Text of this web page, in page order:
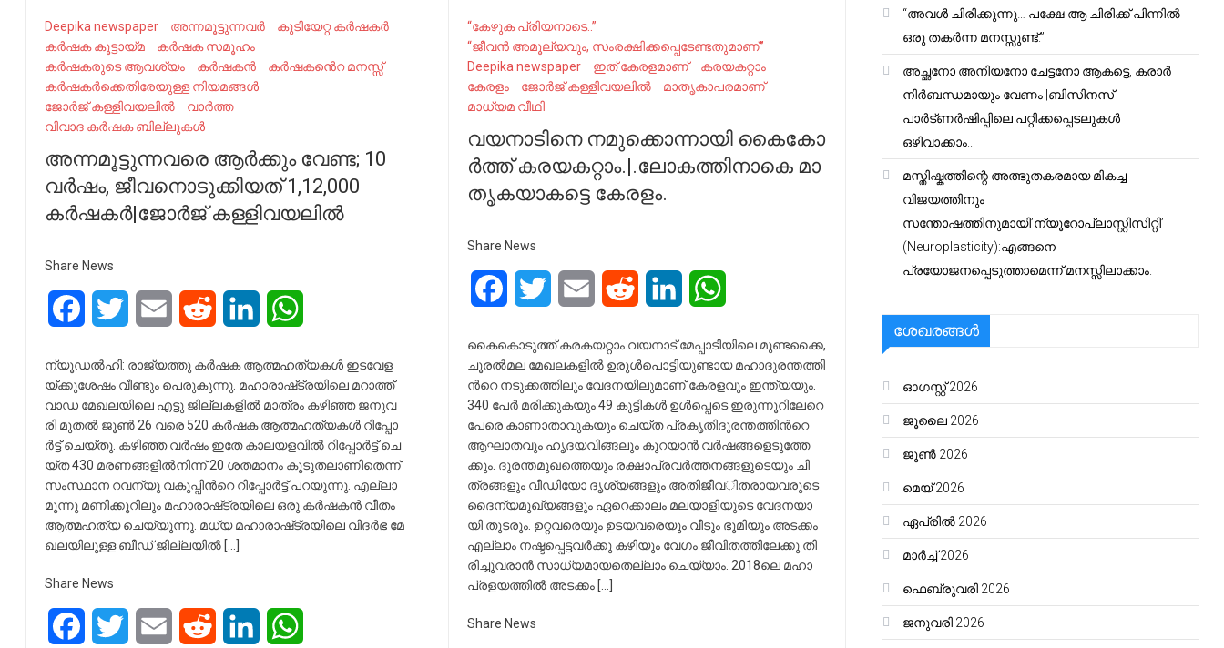
Deepika newspaper അ​ന്നമൂട്ടുന്നവർ
കുടിയേറ്റ കർഷകർ
കർഷക കൂട്ടായ്മ
കർഷക സമൂഹം
കർഷകരുടെ ആവശ്യം
കർഷകൻ
കർഷകൻെറ മനസ്സ്
കർഷകർക്കെതിരേയുള്ള നിയമങ്ങള്‍
ജോ​​​ർ​​​ജ് ക​​​ള്ളി​​​വ​​​യ​​​ലി​​​ൽ
വാർത്ത
വിവാദ കർഷക ബില്ലുകൾ
അ​ന്നമൂട്ടുന്നവരെ ആ​ർ​ക്കും വേ​ണ്ട; 10
വർഷം, ജീവനൊടുക്കിയത് 1,12,000
കർഷകർ|ജോ​​​ർ​​​ജ് ക​​​ള്ളി​​​വ​​​യ​​​ലി​​​ൽ
Share News
FacebookTwitter Email Reddit LinkedIn
ന്യൂ​​​ഡ​​​ൽ​​​ഹി: രാ​​​ജ്യ​​​ത്തു ക​​​ർ​​​ഷ​​​ക ആ​​​ത്മ​​​ഹ​​​ത്യ​​​ക​​​ൾ ഇ​​​ട​​​വേ​​​ള​​​
യ്ക്കു​​​ശേ​​​ഷം വീ​​​ണ്ടും പെ​​​രു​​​കു​​​ന്നു. മ​​​ഹാ​​​രാ​​​ഷ്‌​​​ട്ര​​​യി​​​ലെ മ​​​റാ​​​ത്ത്‌​​​
വാ​​​ഡ മേ​​​ഖ​​​ല​​​യി​​​ലെ എ​​​ട്ടു ജി​​​ല്ല​​​ക​​​ളി​​​ൽ മാ​​​ത്രം ക​​​ഴി​​​ഞ്ഞ ജ​​​നു​​​വ​​​
രി മു​​​ത​​​ൽ ജൂ​​​ണ്‍ 26 വ​​​രെ 520 ക​​​ർ​​​ഷ​​​ക ആ​​​ത്മ​​​ഹ​​​ത്യ​​​ക​​​ൾ റി​​​പ്പോ​​​
ർ​​​ട്ട് ചെ​​​യ്തു. ക​​​ഴി​​​ഞ്ഞ വ​​​ർ​​​ഷം ഇ​​​തേ കാ​​​ല​​​യ​​​ള​​​വി​​​ൽ റി​​​പ്പോ​​​ർ​​​ട്ട് ചെ​​​
യ്ത 430 മ​​​ര​​​ണ​​​ങ്ങ​​​ളി​​​ൽ​​​നി​​​ന്ന് 20 ശ​​​ത​​​മാ​​​നം കൂ​​​ടു​​​ത​​​ലാ​​​ണി​​​തെ​​​ന്ന്
സം​​​സ്ഥാ​​​ന റ​​​വ​​​ന്യു വ​​​കു​​​പ്പി​​​ന്‍റെ റി​​​പ്പോ​​​ർ​​​ട്ട് പ​​​റ​​​യു​​​ന്നു. എ​​​ല്ലാ
മൂ​​​ന്നു മ​​​ണി​​​ക്കൂ​​​റി​​​ലും മ​​​ഹാ​​​രാ​​​ഷ്‌​​​ട്ര​​​യി​​​ലെ ഒ​​​രു ക​​​ർ​​​ഷ​​​ക​​​ൻ വീ​​​തം
ആ​​​ത്മ​​​ഹ​​​ത്യ ചെ​​​യ്യു​​​ന്നു. മ​​​ധ്യ മ​​​ഹാ​​​രാ​​​ഷ്‌​​​ട്ര​​​യി​​​ലെ വി​​​ദ​​​ർ​​​ഭ മേ​​​
ഖ​​​ല​​​യി​​​ലു​​​ള്ള ബീ​​​ഡ് ജി​​​ല്ല​​​യി​​​ൽ […]
Share News
FacebookTwitter Email Reddit LinkedIn
“കേഴുക പ്രിയനാടെ..”
“ജീവന്‍ അമൂല്യവും, സംരക്ഷിക്കപ്പെടേണ്ടതുമാണ്”
Deepika newspaper
ഇത് കേരളമാണ്
ക​​​ര​​​യ​​​ക​​​റ്റാം
കേരളം
ജോ​​​ർ​​​ജ് ക​​​ള്ളി​​​വ​​​യ​​​ലി​​​ൽ
മാതൃകാപരമാണ്
മാധ്യമ വീഥി
വ​​​യ​​​നാ​​​ടി​​​നെ ന​​​മു​​​ക്കൊ​​​ന്നാ​​​യി കൈ​​​കോ​​​
ർ​​​ത്ത് ക​​​ര​​​യ​​​ക​​​റ്റാം.|.ലോ​​​ക​​​ത്തി​​​നാ​​​കെ മാ​​​
തൃ​​​ക​​​യാ​​​ക​​​ട്ടെ കേ​​​ര​​​ളം.
Share News
FacebookTwitter Email Reddit LinkedIn
കൈകൊടുത്ത് കരകയറ്റാം വ​​​യ​​​നാ​​​ട് മേ​​​പ്പാ​​​ടി​​​യി​​​ലെ മു​​​ണ്ട​​​ക്കൈ,
ചൂ​​​ര​​​ൽ​​​മ​​​ല മേ​​​ഖ​​​ലക​​​ളി​​​ൽ ഉ​​​രു​​​ൾ​​​പൊ​​​ട്ടി​​​യു​​​ണ്ടാ​​​യ മ​​​ഹാ​​​ദു​​​ര​​​ന്ത​​​ത്തി​​​
ന്‍റെ ന​​​ടു​​​ക്ക​​​ത്തി​​​ലും വേ​​​ദ​​​ന​​​യി​​​ലു​​​മാ​​​ണ് കേ​​​ര​​​ള​​​വും ഇ​​​ന്ത്യ​​​യും.
340 പേ​​​ർ മ​​​രി​​​ക്കു​​​ക​​​യും 49 കു​​​ട്ടി​​​ക​​​ൾ ഉ​​​ൾ​​​പ്പെ​​​ടെ ഇ​​​രു​​​ന്നൂറി​​​ലേ​​​റെ
പേ​​​രെ കാ​​​ണാ​​​താ​​​വു​​​ക​​​യും ചെ​​​യ്ത പ്ര​​​കൃ​​​തി​​​ദു​​​ര​​​ന്ത​​​ത്തി​​​ന്‍റെ
ആ​​​ഘാ​​​ത​​​വും ഹൃ​​​ദ​​​യ​​​വി​​​ങ്ങ​​ലും കു​​​റ​​​യാ​​​ൻ വ​​​ർ​​​ഷ​​​ങ്ങ​​​ളെ​​​ടു​​​ത്തേ​​​
ക്കും. ദു​​​ര​​​ന്ത​​​മു​​​ഖ​​​ത്തെ​​​യും ര​​​ക്ഷാ​​​പ്ര​​​വ​​​ർ​​​ത്ത​​​ന​​​ങ്ങ​​​ളു​​​ടെ​​​യും ചി​​​
ത്ര​​​ങ്ങ​​​ളും വീ​​​ഡി​​​യോ ദൃ​​​ശ്യ​​​ങ്ങ​​​ളും അ​​​തിജീവ​​​ിത​​​രാ​​​യ​​​വ​​​രു​​​ടെ
ദൈ​​​ന്യ​​​മു​​​ഖ്യ​​​ങ്ങ​​​ളും ഏ​​​റെ​​​ക്കാ​​​ലം മ​​​ല​​​യാ​​​ളി​​​യു​​​ടെ വേ​​​ദ​​​ന​​​യാ​​​
യി തു​​​ട​​​രും. ഉ​​​റ്റ​​​വ​​​രെ​​​യും ഉ​​​ട​​​യ​​​വ​​​രെ​​​യും വീ​​​ടും ഭൂ​​​മി​​​യും അ​​​ട​​​ക്കം
എ​​​ല്ലാം ന​​​ഷ്ട​​​പ്പെ​​​ട്ട​​​വ​​​ർ​​​ക്കു ക​​​ഴി​​​യും വേ​​​ഗം ജീ​​​വി​​​ത​​​ത്തി​​​ലേ​​​ക്കു തി​​​
രി​​​ച്ചു​​​വ​​​രാ​​​ൻ സാ​​​ധ്യ​​​മാ​​​യ​​​തെ​​​ല്ലാം ചെ​​​യ്യാം. 2018ലെ ​​​മ​​​ഹാ​​​
പ്ര​​​ള​​​യ​​​ത്തി​​​ൽ അ​​​ട​​​ക്കം […]
Share News
“അവൾ ചിരിക്കുന്നു… പക്ഷേ ആ ചിരിക്ക് പിന്നിൽ
ഒരു തകർന്ന മനസ്സുണ്ട്.”
അച്ഛനോ അനിയനോ ചേട്ടനോ ആകട്ടെ, കരാർ
നിർബന്ധമായും വേണം |ബിസിനസ്
പാർട്ണർഷിപ്പിലെ പറ്റിക്കപ്പെടലുകൾ
ഒഴിവാക്കാം..
മസ്തിഷ്കത്തിന്റെ അത്ഭുതകരമായ മികച്ച
വിജയത്തിനും
സന്തോഷത്തിനുമായി’ന്യൂറോപ്ലാസ്റ്റിസിറ്റി’
(Neuroplasticity):എങ്ങനെ
പ്രയോജനപ്പെടുത്താമെന്ന് മനസ്സിലാക്കാം.
ശേഖരങ്ങൾ
ഓഗസ്റ്റ്‌ 2026
ജൂലൈ 2026
ജൂൺ 2026
മെയ്‌ 2026
ഏപ്രിൽ 2026
മാർച്ച്‌ 2026
ഫെബ്രുവരി 2026
ജനുവരി 2026